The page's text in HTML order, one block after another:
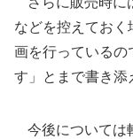
などを控えてお
画を行っているの
す」とまで書き添
今後については